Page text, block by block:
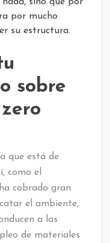
por mucho
su estructura.
sobre
que está de
como el
cobrado gran
el ambiente,
a las
de materiales